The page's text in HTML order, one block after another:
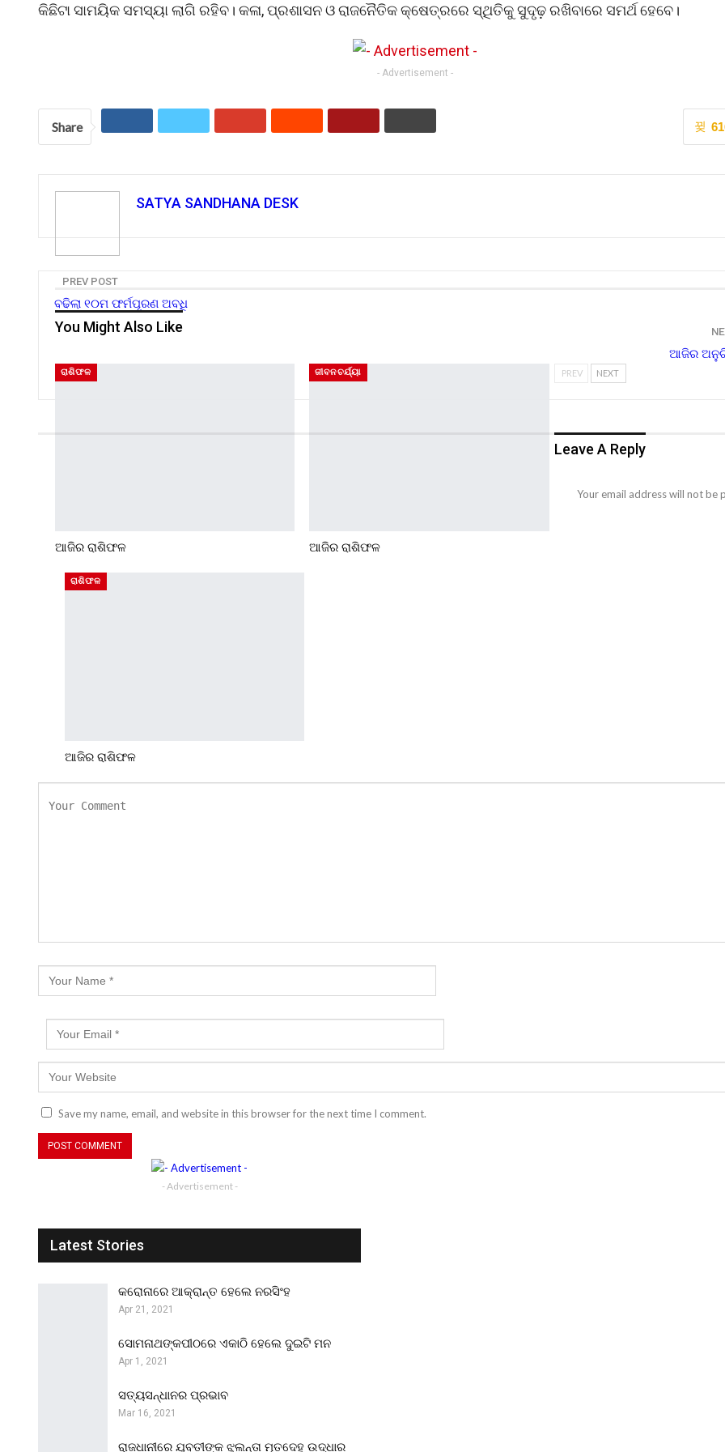
କିଛିଟା ସାମୟିକ ସମସ୍ୟା ଲାଗି ରହିବ। କଳା, ପ୍ରଶାସନ ଓ ରାଜନୈତିକ କ୍ଷେତ୍ରରେ ସ୍ଥିତିକୁ ସୁଦୃଢ଼ ରଖିବାରେ ସମର୍ଥ ହେବେ।
- Advertisement -
Share
SATYA SANDHANA DESK
PREV POST
ବଢିଲା ୧୦ମ ଫର୍ମପୂରଣ ଅବଧି
ଆଜିର
You Might Also Like
ରାଶିଫଳ
ଆଜିର ରାଶିଫଳ
ଜୀବନଚର୍ଯ୍ୟା
ଆଜିର ରାଶିଫଳ
ରାଶିଫଳ
ଆଜିର ରାଶିଫଳ
PREV NEXT
Leave A Reply
Your email address will not be
Save my name, email, and website in this browser for the next time I comment.
- Advertisement -
Latest Stories
କରୋନାରେ ଆକ୍ରାନ୍ତ ହେଲେ ନରସିଂହ
Apr 21, 2021
ସୋମନାଥଙ୍କପୀଠରେ ଏକାଠି ହେଲେ ଦୁଇଟି ମନ
Apr 1, 2021
ସତ୍ୟସନ୍ଧାନର ପ୍ରଭାବ
Mar 16, 2021
ରାଜଧାନୀରେ ଯୁବତୀଙ୍କ ଝୁଲନ୍ତା ମୃତଦେହ ଉଦ୍ଧାର